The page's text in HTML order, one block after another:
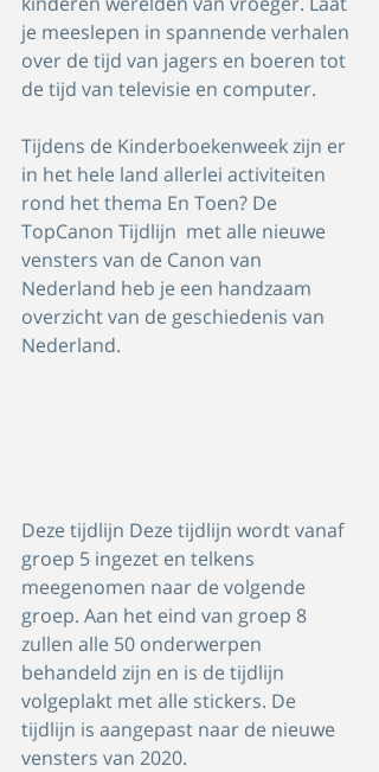
je meeslepen in spannende verhalen
over de tijd van jagers en boeren tot
de tijd van televisie en computer.
Tijdens de Kinderboekenweek zijn er
in het hele land allerlei activiteiten
rond het thema En Toen? De
TopCanon Tijdlijn  met alle nieuwe
vensters van de Canon van
Nederland heb je een handzaam
overzicht van de geschiedenis van
Nederland.
Deze tijdlijn Deze tijdlijn wordt vanaf
groep 5 ingezet en telkens
meegenomen naar de volgende
groep. Aan het eind van groep 8
zullen alle 50 onderwerpen
behandeld zijn en is de tijdlijn
volgeplakt met alle stickers. De
tijdlijn is aangepast naar de nieuwe
vensters van 2020.